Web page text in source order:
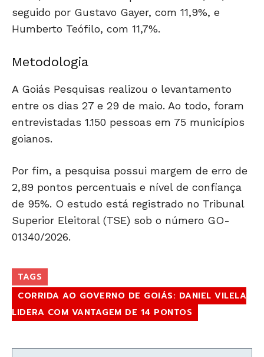
seguido por Gustavo Gayer, com 11,9%, e
Humberto Teófilo, com 11,7%.
Metodologia
A Goiás Pesquisas realizou o levantamento
entre os dias 27 e 29 de maio. Ao todo, foram
entrevistadas 1.150 pessoas em 75 municípios
goianos.
Por fim, a pesquisa possui margem de erro de
2,89 pontos percentuais e nível de confiança
de 95%. O estudo está registrado no Tribunal
Superior Eleitoral (TSE) sob o número GO-
01340/2026.
TAGS
CORRIDA AO GOVERNO DE GOIÁS: DANIEL VILELA
LIDERA COM VANTAGEM DE 14 PONTOS